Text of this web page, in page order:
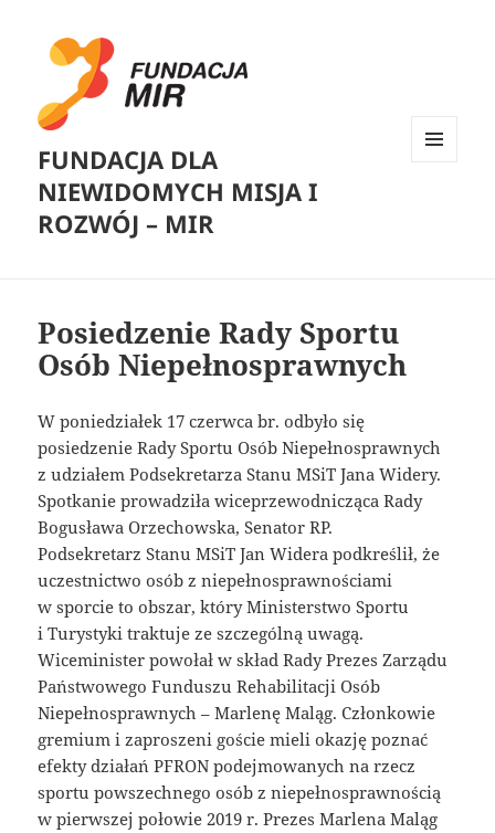
FUNDACJA DLA
NIEWIDOMYCH MISJA I
ROZWÓJ – MIR
Posiedzenie Rady Sportu
Osób Niepełnosprawnych
W poniedziałek 17 czerwca br. odbyło się
posiedzenie Rady Sportu Osób Niepełnosprawnych
z udziałem Podsekretarza Stanu MSiT Jana Widery.
Spotkanie prowadziła wiceprzewodnicząca Rady
Bogusława Orzechowska, Senator RP.
Podsekretarz Stanu MSiT Jan Widera podkreślił, że
uczestnictwo osób z niepełnosprawnościami
w sporcie to obszar, który Ministerstwo Sportu
i Turystyki traktuje ze szczególną uwagą.
Wiceminister powołał w skład Rady Prezes Zarządu
Państwowego Funduszu Rehabilitacji Osób
Niepełnosprawnych – Marlenę Maląg. Członkowie
gremium i zaproszeni goście mieli okazję poznać
efekty działań PFRON podejmowanych na rzecz
sportu powszechnego osób z niepełnosprawnością
w pierwszej połowie 2019 r. Prezes Marlena Maląg